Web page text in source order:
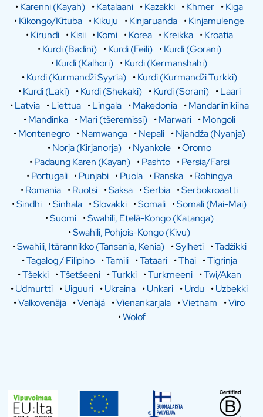
•Karenni (Kayah) •Katalaani •Kazakki •Khmer •Kiga
•Kikongo/Kituba •Kikuju •Kinjaruanda •Kinjamulenge
•Kirundi •Kisii •Komi •Korea •Kreikka •Kroatia
•Kurdi (Badini) •Kurdi (Feili) •Kurdi (Gorani)
•Kurdi (Kalhori) •Kurdi (Kermanshahi)
•Kurdi (Kurmandži Syyria) •Kurdi (Kurmandži Turkki)
•Kurdi (Laki) •Kurdi (Shekaki) •Kurdi (Sorani) •Laari
•Latvia •Liettua •Lingala •Makedonia •Mandariinikiina
•Mandinka •Mari (tšeremissi) •Marwari •Mongoli
•Montenegro •Namwanga •Nepali •Njandža (Nyanja)
•Norja (Kirjanorja) •Nyankole •Oromo
•Padaung Karen (Kayan) •Pashto •Persia/Farsi
•Portugali •Punjabi •Puola •Ranska •Rohingya
•Romania •Ruotsi •Saksa •Serbia •Serbokroaatti
•Sindhi •Sinhala •Slovakki •Somali •Somali (Mai-Mai)
•Suomi •Swahili, Etelä-Kongo (Katanga)
•Swahili, Pohjois-Kongo (Kivu)
•Swahili, Itärannikko (Tansania, Kenia) •Sylheti •Tadžikki
•Tagalog / Filipino •Tamili •Tataari •Thai •Tigrinja
•Tšekki •Tšetšeeni •Turkki •Turkmeeni •Twi/Akan
•Udmurtti •Uiguuri •Ukraina •Unkari •Urdu •Uzbekki
•Valkovenäjä •Venäjä •Vienankarjala •Vietnam •Viro
•Wolof